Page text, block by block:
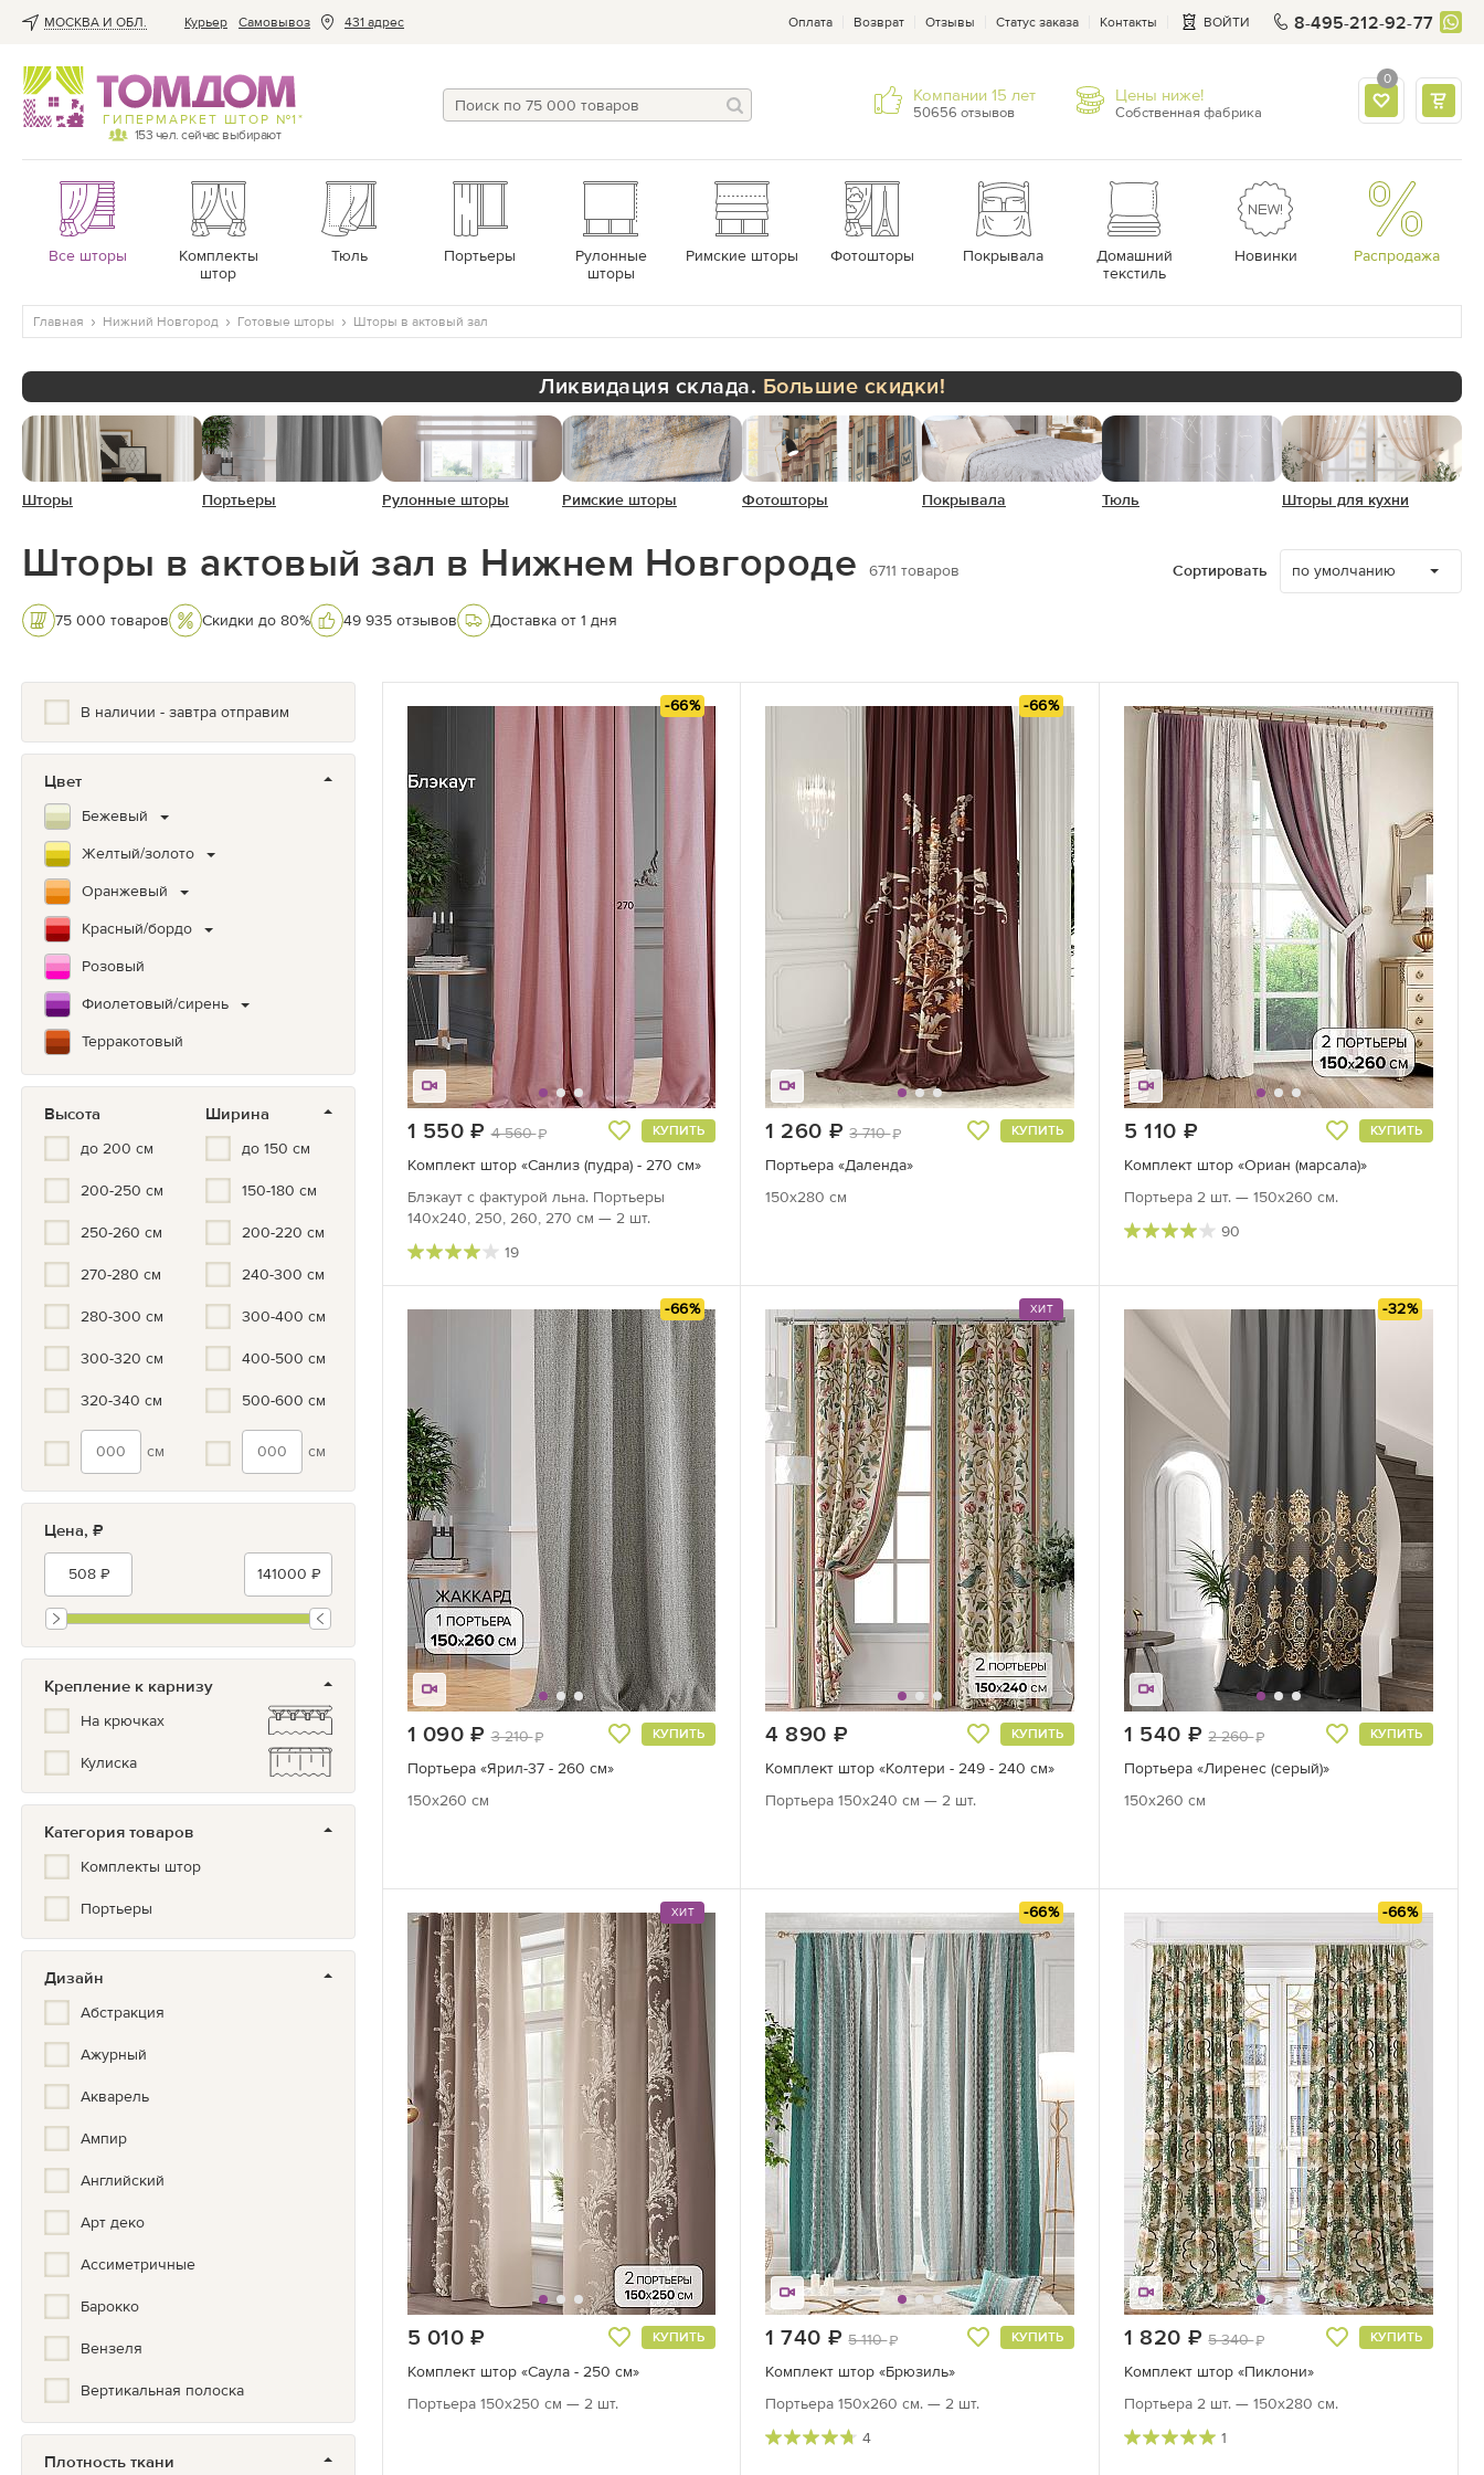
МОСКВА И ОБЛ. Курьер Cамовывоз 431 адрес Оплата Возврат Отзывы Статус заказа Контакты ВОЙТИ 8-495-212-92-77
ГИПЕРМАРКЕТ ШТОР №1*
153 чел. сейчас выбирают
Компании 15 лет
50656 отзывов
Цены ниже!
Собственная фабрика
0
Все шторы
Комплекты
штор
Тюль Портьеры
Рулонные
шторы
Римские шторы Фотошторы Покрывала
Домашний
текстиль
Новинки Распродажа
Главная Нижний Новгород Готовые шторы Шторы в актовый зал
Ликвидация склада. Большие скидки!
Шторы Портьеры Рулонные шторы Римские шторы Фотошторы Покрывала Тюль Шторы для кухни
Шторы в актовый зал в Нижнем Новгороде 6711 товаров Сортировать по умолчанию
75 000 товаров Скидки до 80% 49 935 отзывов Доставка от 1 дня
В наличии - завтра отправим
Цвет
Бежевый
Желтый/золото
Оранжевый
Красный/бордо
Розовый
Фиолетовый/сирень
Терракотовый
Коричневый
Зеленый
Бирюзовый
Синий/Голубой
Белый
Серый/черный
Серебристый
Бронза
Высота Ширина
до 200 см
200-250 см
250-260 см
270-280 см
280-300 см
300-320 см
320-340 см
см
до 150 см
150-180 см
200-220 см
240-300 см
300-400 см
400-500 см
500-600 см
см
Цена, ₽
Крепление к карнизу
На крючках
Кулиска
Категория товаров
Комплекты штор
Портьеры
Дизайн
Абстракция
Ажурный
Акварель
Ампир
Английский
Арт деко
Ассиметричные
Барокко
Вензеля
Вертикальная полоска
Геометрия
Плотность ткани
-66%
1 550 руб.
4 560 КУПИТЬ
Комплект штор «Санлиз (пудра) - 270 см»
Блэкаут с фактурой льна. Портьеры
140х240, 250, 260, 270 см — 2 шт.
19
-66%
1 260 руб.
3 710 КУПИТЬ
Портьера «Даленда»
150x280 см
5 110 КУПИТЬ
Комплект штор «Ориан (марсала)»
Портьера 2 шт. — 150х260 см.
90
-66%
1 090 руб.
3 210 КУПИТЬ
Портьера «Ярил-37 - 260 см»
150x260 см
ХИТ
4 890 КУПИТЬ
Комплект штор «Колтери - 249 - 240 см»
Портьера 150х240 см — 2 шт.
-32%
1 540 руб.
2 260 КУПИТЬ
Портьера «Лиренес (серый)»
150x260 см
ХИТ
5 010 КУПИТЬ
Комплект штор «Саула - 250 см»
Портьера 150х250 см — 2 шт.
-66%
1 740 руб.
5 110 КУПИТЬ
Комплект штор «Брюзиль»
Портьера 150х260 см. — 2 шт.
4
-66%
1 820 руб.
5 340 КУПИТЬ
Комплект штор «Пиклони»
Портьера 2 шт. — 150х280 см.
1